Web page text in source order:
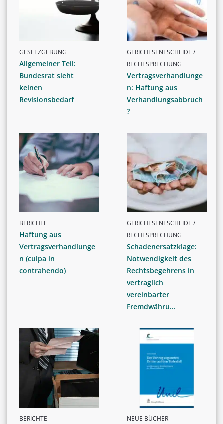
GESETZGEBUNG
Allgemeiner Teil:
Bundesrat sieht
keinen
Revisionsbedarf
GERICHTSENTSCHEIDE /
RECHTSPRECHUNG
Vertragsverhandlunge
n: Haftung aus
Verhandlungsabbruch
?
BERICHTE
Haftung aus
Vertragsverhandlunge
n (culpa in
contrahendo)
GERICHTSENTSCHEIDE /
RECHTSPRECHUNG
Schadenersatzklage:
Notwendigkeit des
Rechtsbegehrens in
vertraglich
vereinbarter
Fremdwähru...
BERICHTE NEUE BÜCHER